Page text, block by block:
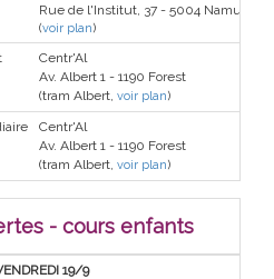
Rue de l'Institut, 37 - 5004 Namur
(voir plan)
Centr'Al
Av. Albert 1 - 1190 Forest
(tram Albert, voir plan)
Centr'Al
Av. Albert 1 - 1190 Forest
(tram Albert, voir plan)
- cours enfants
19/9